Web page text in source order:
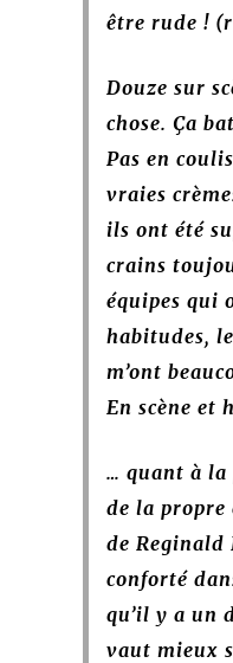
être rude !
Douze sur
chose. Ça
Pas en
vraies
ils ont été
crains
équipes qui
habitudes,
m’ont
En scène et
… quant à la
de la propre
de Reginald
conforté
qu’il y a un
vaut mieux